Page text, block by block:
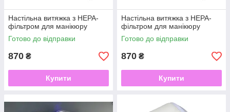
Настільна витяжка з НЕРА-
фільтром для манікюру
Готово до відправки
870 ₴
Купити
Настільна витяжка з НЕРА-
фільтром для манікюру
Готово до відправки
870 ₴
Купити